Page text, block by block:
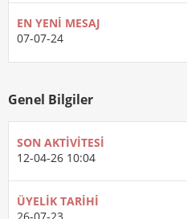
EN YENI MESAJ
07-07-24
Genel Bilgiler
SON AKTIVITESI
12-04-26 10:04
ÜYELIK TARIHI